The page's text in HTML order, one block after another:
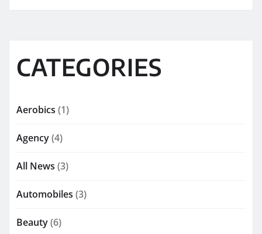
CATEGORIES
Aerobics (1)
Agency(4)
All News (3)
Automobiles (3)
Beauty(6)